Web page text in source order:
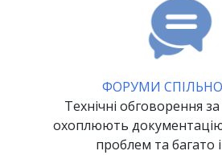
ФОРУМИ
Технічні обговорення
охоплюють
проблем та багато